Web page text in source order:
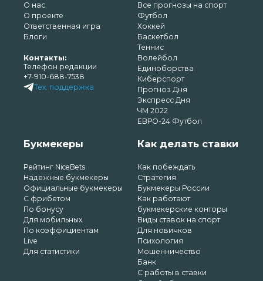
О нас
О проекте
Ответственная игра
Блоги
Контакты:
Телефон редакции
+7-910-688-7538
Тех. поддержка
Все прогнозы на спорт
Футбол
Хоккей
Баскетбол
Теннис
Волейбол
Единоборства
Киберспорт
Прогноз Дня
Экспресс Дня
ЧМ 2022
ЕВРО-24 Футбол
Букмекеры
Рейтинг NiceBets
Надежные букмекеры
Официальные букмекеры
С фрибетом
По бонусу
Для мобильных
По коэффициентам
Live
Для статистики
Как делать ставки
Как побеждать
Стратегия
Букмекеры России
Как работают
букмекерские конторы
Виды ставок на спорт
Для новичков
Психология
Мошенничество
Банк
С работы в ставки